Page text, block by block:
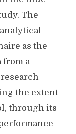
The
as the
from a
the extent
through its